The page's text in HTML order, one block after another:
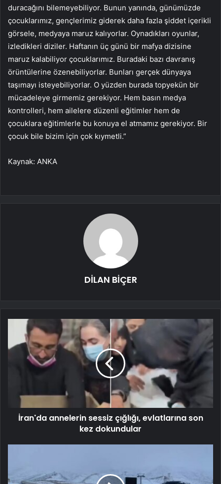
duracağını bilemeyebiliyor. Bunun yanında, günümüzde
çocuklarımız, gençlerimiz giderek daha fazla şiddet içerikli
görsele, medyaya maruz kalıyorlar. Oynadıkları oyunlar,
izledikleri diziler. Haftanın üç günü bir mafya dizisine
maruz kalabiliyor çocuklarımız. Buradaki bazı davranış
örüntülerine özenebiliyorlar. Bunları gerçek dünyaya
taşımayı isteyebiliyorlar. O yüzden burada topyekün bir
mücadeleye girmemiz gerekiyor. Hem basın medya
kontrolleri, hem ailelere düzenli eğitimler hem de
çocuklara eğitimlerle bu konuya el atmamız gerekiyor. Bir
çocuk bile bizim için çok kıymetli.”
Kaynak: ANKA
DİLAN BİÇER
İran'da annelerin sessiz çığlığı, evlatlarına son
kez dokundular